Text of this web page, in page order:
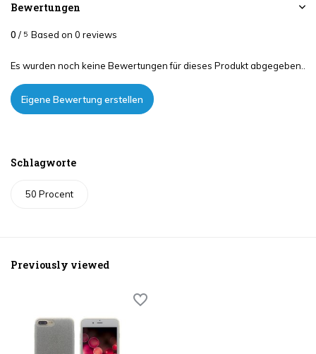
Bewertungen
0 / 5 Based on 0 reviews
Es wurden noch keine Bewertungen für dieses Produkt abgegeben..
Eigene Bewertung erstellen
Schlagworte
50 Procent
Previously viewed